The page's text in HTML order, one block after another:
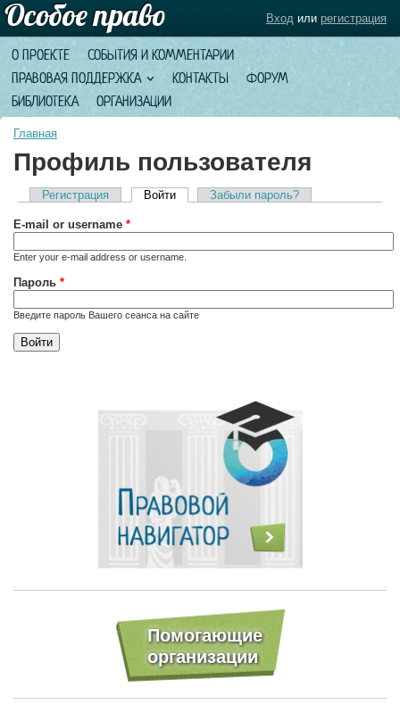
О ПРОЕКТЕ
СОБЫТИЯ И КОММЕНТАРИИ
ПРАВОВАЯ ПОДДЕРЖКА
КОНТАКТЫ
ФОРУМ
БИБЛИОТЕКА
ОРГАНИЗАЦИИ
Вход или регистрация
Главная
Профиль пользователя
Главные вкладки
Регистрация Войти(активная вкладка)
Забыли пароль?
E-mail or username *
Enter your e-mail address or username.
Пароль *
Введите пароль Вашего сеанса на сайте